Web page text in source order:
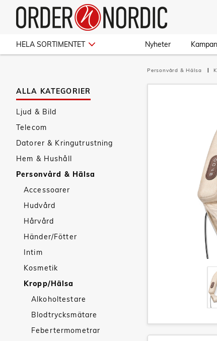
HELA SORTIMENTET Nyheter
ALLA KATEGORIER
Ljud & Bild
Telecom
Datorer & Kringutrustning
Hem & Hushåll
Personvård & Hälsa
Accessoarer
Hudvård
Hårvård
Händer/Fötter
Intim
Kosmetik
Kropp/Hälsa
Alkoholtestare
Blodtrycksmätare
Febertermometrar
Personvård & Hälsa